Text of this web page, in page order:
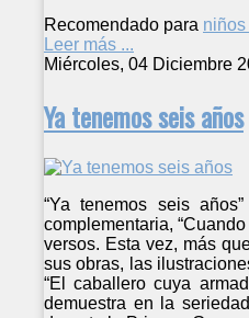
Recomendado para
Leer más ...
Miércoles, 04 Diciembre
Ya tenemos seis años
“Ya tenemos seis
complementaria,
versos. Esta vez, más
sus obras, las
“El caballero cuya
demuestra en la